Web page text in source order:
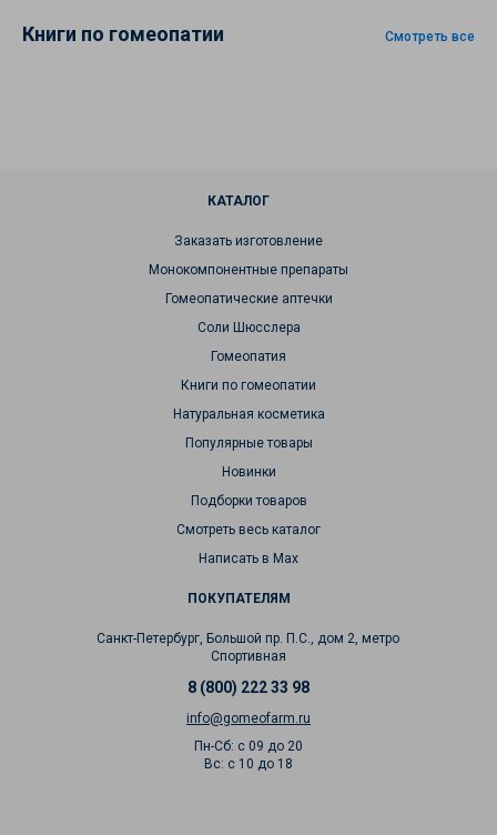
Книги по гомеопатии Смотреть все
ПОКУПАТЕЛЯМ
КАТАЛОГ
Заказать изготовление
Монокомпонентные препараты
Гомеопатические аптечки
Соли Шюсслера
Гомеопатия
Книги по гомеопатии
Натуральная косметика
Популярные товары
Новинки
Подборки товаров
Смотреть весь каталог
Написать в Max
Санкт-Петербург, Большой пр. П.С., дом 2, метро
Спортивная
8 (800) 222 33 98
info@gomeofarm.ru
Пн-Сб: с 09 до 20
Вс: с 10 до 18